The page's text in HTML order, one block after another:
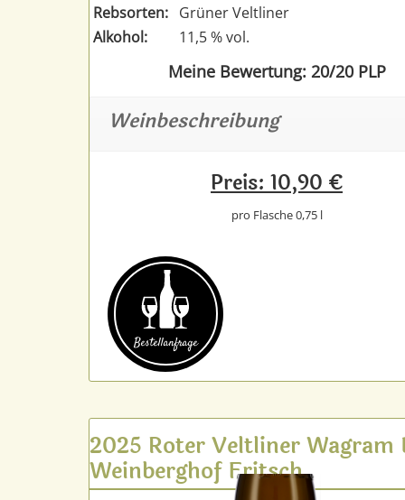
Rebsorten: Grüner Veltliner
Alkohol:
11,5 % vol.
Meine Bewertung: 20/20 PLP
Weinbeschreibung
Preis: 10,90 €
pro Flasche 0,75 l
Bestell­anfrage
2025 Roter Veltliner Wagram
Weinberghof Fritsch